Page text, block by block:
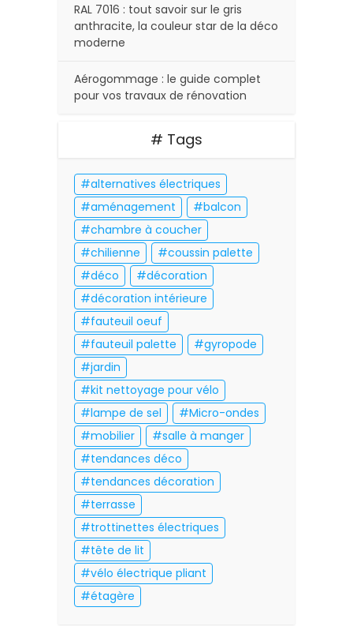
RAL 7016 : tout savoir sur le gris
anthracite, la couleur star de la déco
moderne
Aérogommage : le guide complet
pour vos travaux de rénovation
# Tags
alternatives électriques
aménagement
balcon
chambre à coucher
chilienne
coussin palette
déco
décoration
décoration intérieure
fauteuil oeuf
fauteuil palette
gyropode
jardin
kit nettoyage pour vélo
lampe de sel
Micro-ondes
mobilier
salle à manger
tendances déco
tendances décoration
terrasse
trottinettes électriques
tête de lit
vélo électrique pliant
étagère